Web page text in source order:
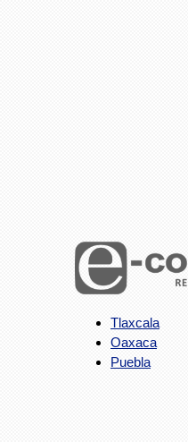
Tlaxcala
Oaxaca
Puebla